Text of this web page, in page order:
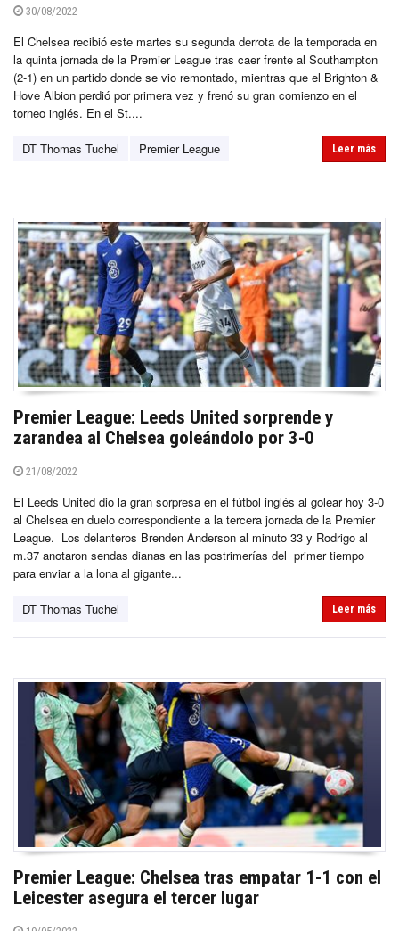
30/08/2022
El Chelsea recibió este martes su segunda derrota de la temporada en
la quinta jornada de la Premier League tras caer frente al Southampton
(2-1) en un partido donde se vio remontado, mientras que el Brighton &
Hove Albion perdió por primera vez y frenó su gran comienzo en el
torneo inglés. En el St....
DT Thomas Tuchel Premier League Leer más
Premier League: Leeds United sorprende y
zarandea al Chelsea goleándolo por 3-0
21/08/2022
El Leeds United dio la gran sorpresa en el fútbol inglés al golear hoy 3-0
al Chelsea en duelo correspondiente a la tercera jornada de la Premier
League. Los delanteros Brenden Anderson al minuto 33 y Rodrigo al
m.37 anotaron sendas dianas en las postrimerías del primer tiempo
para enviar a la lona al gigante...
DT Thomas Tuchel Leer más
Premier League: Chelsea tras empatar 1-1 con el
Leicester asegura el tercer lugar